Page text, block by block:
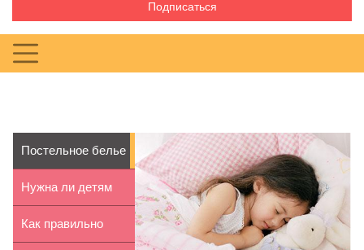
Подписаться
Постельное белье
для детей: как...
Нужна ли детям
вера в Деда
Как правильно